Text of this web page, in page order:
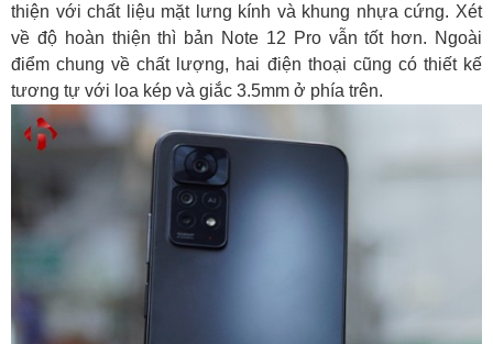
thiện với chất liệu mặt lưng kính và khung nhựa cứng. Xét
về độ hoàn thiện thì bản Note 12 Pro vẫn tốt hơn. Ngoài
điểm chung về chất lượng, hai điện thoại cũng có thiết kế
tương tự với loa kép và giắc 3.5mm ở phía trên.